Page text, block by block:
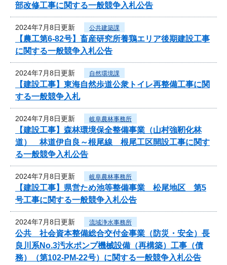
部改修工事に関する一般競争入札公告
2024年7月8日更新 公共建築課
【農工第6-82号】畜産研究所養鶏エリア後期建設工事
に関する一般競争入札公告
2024年7月8日更新 自然環境課
【建設工事】東海自然歩道公衆トイレ再整備工事に関
する一般競争入札
2024年7月8日更新 岐阜農林事務所
【建設工事】森林環境保全整備事業（山村強靭化林
道） 林道伊自良～根尾線 根尾工区開設工事に関す
る一般競争入札公告
2024年7月8日更新 岐阜農林事務所
【建設工事】県営ため池等整備事業 松尾地区 第5
号工事に関する一般競争入札公告
2024年7月8日更新 流域浄水事務所
公共 社会資本整備総合交付金事業（防災・安全）長
良川系No.3汚水ポンプ機械設備（再構築）工事（債
務）（第102-PM-22号）に関する一般競争入札公告